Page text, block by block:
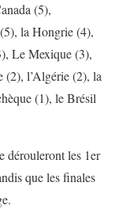
(5),
la Hongrie (4),
Le Mexique (3),
(2), l’Algérie (2), la
(1), le Brésil
dérouleront les 1er
que les finales